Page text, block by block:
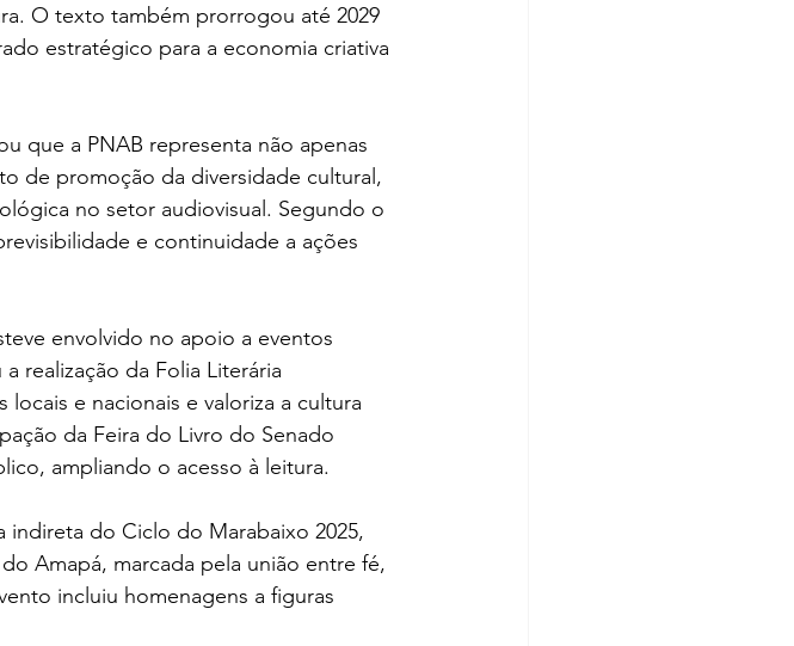
O texto também prorrogou até 2029
estratégico para a economia criativa
que a PNAB representa não apenas
de promoção da diversidade cultural,
no setor audiovisual. Segundo o
e continuidade a ações
envolvido no apoio a eventos
realização da Folia Literária
e nacionais e valoriza a cultura
da Feira do Livro do Senado
ampliando o acesso à leitura.
do Ciclo do Marabaixo 2025,
Amapá, marcada pela união entre fé,
incluiu homenagens a figuras